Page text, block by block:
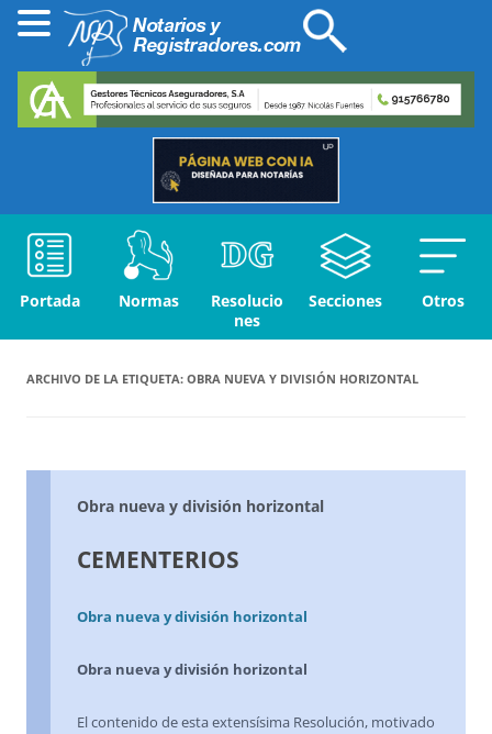
Portada Normas
Resolucio
nes
Secciones Otros
ARCHIVO DE LA ETIQUETA: OBRA NUEVA Y DIVISIÓN HORIZONTAL
Obra nueva y división horizontal
CEMENTERIOS
Obra nueva y división horizontal
Obra nueva y división horizontal
El contenido de esta extensísima Resolución, motivado